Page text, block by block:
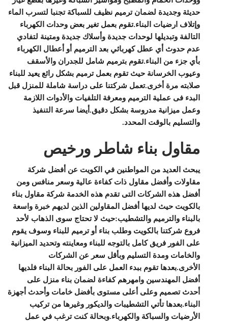
حديثة وجديدة لضمان ترميم نظيف للسباكة تجنبا لتسرب الماء
وإتلاف ارضيات البناء.تقوم بعمل تغير بعض وحدات الكهرباء
التالفة وتبديلها لوحدات جديدة وأسلاك جديدة ومتينة لتفادي
عدم حدوث أي عطل كهربائي بعد الترميم أو أعطال الكهرباء
بأي جزء من البناء.تقوم بترميم شامل للجدران والأسقف
وعيوب الخرسانة حيث تقوم بعمل ترميم بشكل رائع يعيد للبناء
صلابته مرة أخرى.تعمل شركتنا على دراسة شاملة للمنزل قبل
البدء فى عملية الترميم ومعرفة التلفيات والأدوات اللازمة
وعمل ميزانية مدروسة بشكل دقيق.أيضا سرعة التنفيذ
والتسليم بالوقت المحدد.
مقاول بناء شاطر ورخيص
يبحث العديد من المواطنين في الكويت عن أفضل شركة
مقاولات وأفضل مقاول ذات كفاءة عالية وسعر منافس ومن
أفضل هذه الشركات التى تقدم هذه الخدمة شركة مقاول بناء
بالكويت حيث لديها أفضل المقاولين الذين لديهم خبرة واسعة
بالبناء والترميم والتشطيب:حيث لا تحتاج سوى الذهاب لأحد
فروع شركتنا بالكويت وطلب بناء أو ترميم للبناء وسوف يقوم
على الفور فريق كامل بالتوجه للبناء ومعاينته وتحديد الميزانية
والخامات ومدة التسليم وبأقل سعر عن الشركات
الأخرى.بعدها تقوم ببدء العمل على الفور بحالة البناء فلديها
أفضل المهندسين وامهرهم كفاءة لضمان بناء منزل على
أحدث تصميم وعلى أعلى مستوى بأفضل خامات وأحدث أجهزة
البناء.بعدها تأتي التشطيبات والديكور وغيرها من تركيب
الأرضيات والسباكة والكهرباء.وبحالة كنت ترغب في عمل